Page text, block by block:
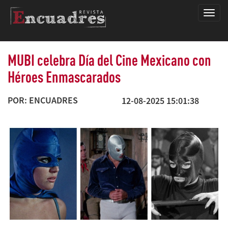
MUBI celebra Día del Cine Mexicano con
Héroes Enmascarados
POR: ENCUADRES 12-08-2025 15:01:38